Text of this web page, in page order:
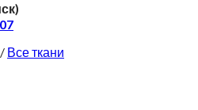
/ Все ткани